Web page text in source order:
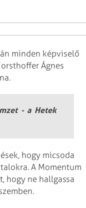
minden képviselő
Ágnes
- a Hetek
hogy micsoda
A Momentum
hogy ne hallgassa